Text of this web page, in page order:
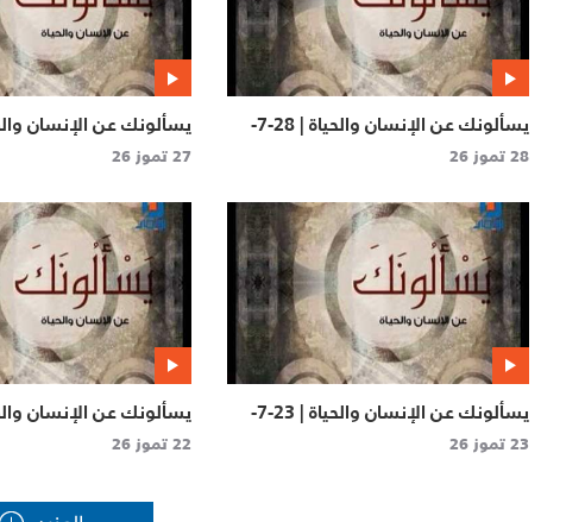
يسألونك عن الإنسان والحياة | 28-7-
2026
28 تموز 26
2026
27 تموز 26
يسألونك عن الإنسان والحياة | 23-7-
2026
23 تموز 26
2026
22 تموز 26